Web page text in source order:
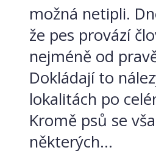
možná netipli.
že pes provází
nejméně od
Dokládají to
lokalitách po
Kromě psů se
některých...